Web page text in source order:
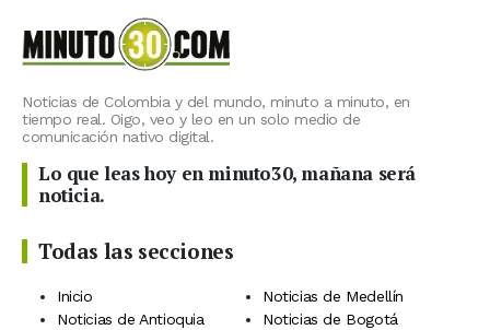
Noticias de Colombia y del mundo, minuto a minuto, en
tiempo real. Oigo, veo y leo en un solo medio de
comunicación nativo digital.
Lo que leas hoy en minuto30, mañana será
noticia.
Todas las secciones
Inicio
Noticias de Medellín
Noticias de Antioquia
Noticias de Bogotá